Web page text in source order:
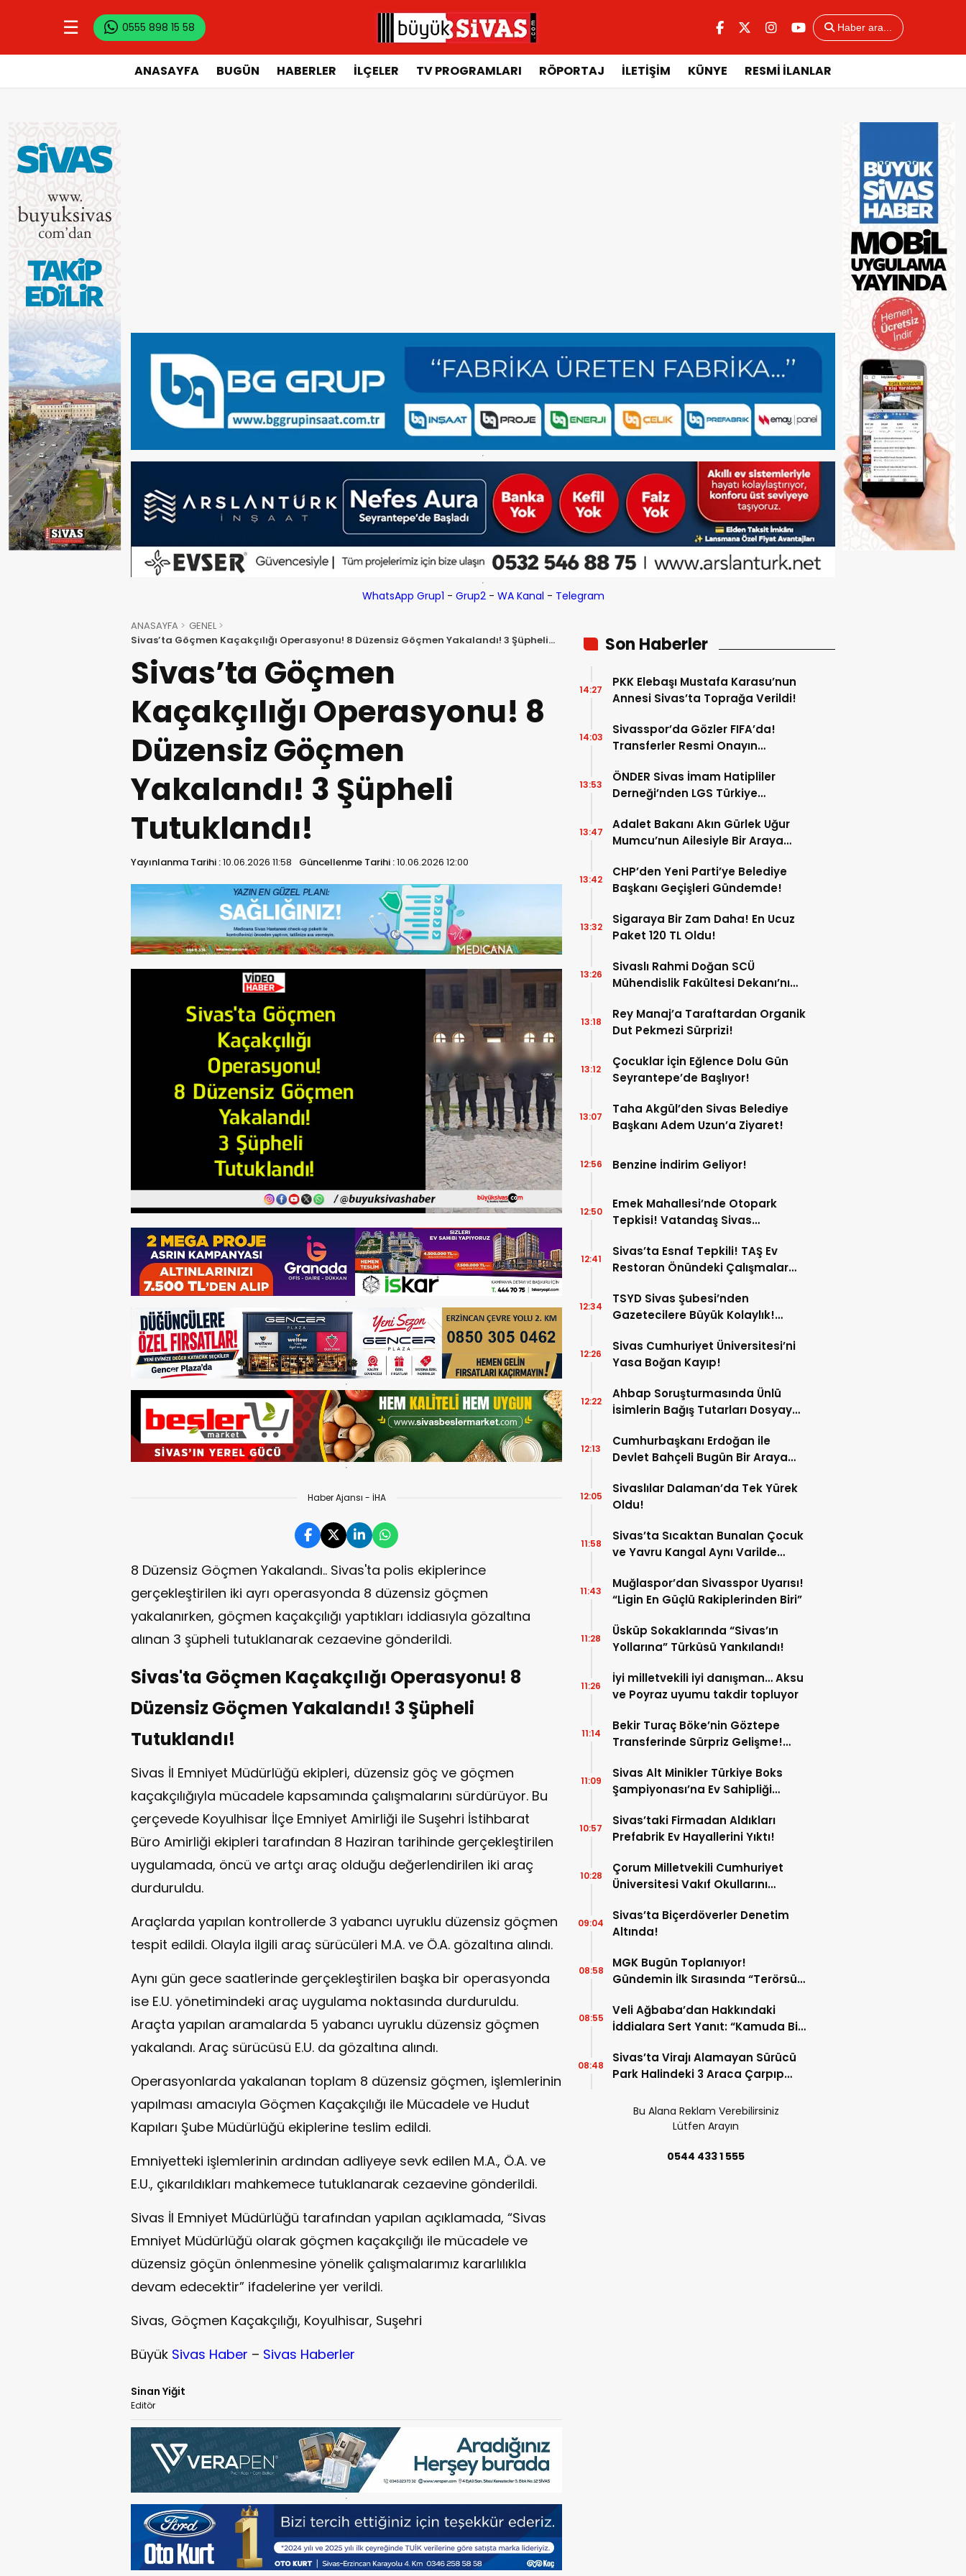
☰ 0555 898 15 58 Haber ara...
ANASAYFA BUGÜN HABERLER İLÇELER TV PROGRAMLARI RÖPORTAJ İLETİŞİM KÜNYE RESMİ İLANLAR
WhatsApp Grup1 - Grup2- WA Kanal - Telegram
ANASAYFA
GENEL
Sivas’ta Göçmen Kaçakçılığı Operasyonu! 8 Düzensiz Göçmen Yakalandı! 3 Şüpheli
Tutuklandı!
Sivas’ta Göçmen
Kaçakçılığı Operasyonu! 8
Düzensiz Göçmen
Yakalandı! 3 Şüpheli
Tutuklandı!
Yayınlanma Tarihi :10.06.2026 11:58 Güncellenme Tarihi :10.06.2026 12:00
Haber Ajansı - İHA
8 Düzensiz Göçmen Yakalandı.. Sivas'ta polis ekiplerince
gerçekleştirilen iki ayrı operasyonda 8 düzensiz göçmen
yakalanırken, göçmen kaçakçılığı yaptıkları iddiasıyla gözaltına
alınan 3 şüpheli tutuklanarak cezaevine gönderildi.
Sivas'ta Göçmen Kaçakçılığı Operasyonu! 8
Düzensiz Göçmen Yakalandı! 3 Şüpheli
Tutuklandı!
Sivas İl Emniyet Müdürlüğü ekipleri, düzensiz göç ve göçmen
kaçakçılığıyla mücadele kapsamında çalışmalarını sürdürüyor. Bu
çerçevede Koyulhisar İlçe Emniyet Amirliği ile Suşehri İstihbarat
Büro Amirliği ekipleri tarafından 8 Haziran tarihinde gerçekleştirilen
uygulamada, öncü ve artçı araç olduğu değerlendirilen iki araç
durduruldu.
Araçlarda yapılan kontrollerde 3 yabancı uyruklu düzensiz göçmen
tespit edildi. Olayla ilgili araç sürücüleri M.A. ve Ö.A. gözaltına alındı.
Aynı gün gece saatlerinde gerçekleştirilen başka bir operasyonda
ise E.U. yönetimindeki araç uygulama noktasında durduruldu.
Araçta yapılan aramalarda 5 yabancı uyruklu düzensiz göçmen
yakalandı. Araç sürücüsü E.U. da gözaltına alındı.
Operasyonlarda yakalanan toplam 8 düzensiz göçmen, işlemlerinin
yapılması amacıyla Göçmen Kaçakçılığı ile Mücadele ve Hudut
Kapıları Şube Müdürlüğü ekiplerine teslim edildi.
Emniyetteki işlemlerinin ardından adliyeye sevk edilen M.A., Ö.A. ve
E.U., çıkarıldıkları mahkemece tutuklanarak cezaevine gönderildi.
Sivas İl Emniyet Müdürlüğü tarafından yapılan açıklamada, “Sivas
Emniyet Müdürlüğü olarak göçmen kaçakçılığı ile mücadele ve
düzensiz göçün önlenmesine yönelik çalışmalarımız kararlılıkla
devam edecektir” ifadelerine yer verildi.
Sivas, Göçmen Kaçakçılığı, Koyulhisar, Suşehri
Büyük Sivas Haber – Sivas Haberler
Sinan Yiğit
Editör
Son Haberler
PKK Elebaşı Mustafa Karasu’nun
Annesi Sivas’ta Toprağa Verildi!
14:27
Sivasspor’da Gözler FIFA’da!
Transferler Resmi Onayın
14:03
ÖNDER Sivas İmam Hatipliler
Derneği’nden LGS Türkiye
13:53
Adalet Bakanı Akın Gürlek Uğur
Mumcu’nun Ailesiyle Bir Araya
13:47
CHP’den Yeni Parti’ye Belediye
Başkanı Geçişleri Gündemde!
13:42
Sigaraya Bir Zam Daha! En Ucuz
Paket 120 TL Oldu!
13:32
Sivaslı Rahmi Doğan SCÜ
Mühendislik Fakültesi Dekanı’nı
13:26
Rey Manaj’a Taraftardan Organik
Dut Pekmezi Sürprizi!
13:18
Çocuklar İçin Eğlence Dolu Gün
Seyrantepe’de Başlıyor!
13:12
Taha Akgül’den Sivas Belediye
Başkanı Adem Uzun’a Ziyaret!
13:07
Benzine İndirim Geliyor!
12:56
Emek Mahallesi’nde Otopark
Tepkisi! Vatandaş Sivas
12:50
Sivas’ta Esnaf Tepkili! TAŞ Ev
Restoran Önündeki Çalışmalar
12:41
TSYD Sivas Şubesi’nden
Gazetecilere Büyük Kolaylık!
Hizmete Girdi!
12:34
Sivas Cumhuriyet Üniversitesi’ni
Yasa Boğan Kayıp!
12:26
Ahbap Soruşturmasında Ünlü
İsimlerin Bağış Tutarları Dosyaya
12:22
Cumhurbaşkanı Erdoğan ile
Devlet Bahçeli Bugün Bir Araya
12:13
Sivaslılar Dalaman’da Tek Yürek
Oldu!
12:05
Sivas’ta Sıcaktan Bunalan Çocuk
ve Yavru Kangal Aynı Varilde
11:58
Muğlaspor’dan Sivasspor Uyarısı!
“Ligin En Güçlü Rakiplerinden Biri”
11:43
Üsküp Sokaklarında “Sivas’ın
Yollarına” Türküsü Yankılandı!
11:28
İyi milletvekili iyi danışman… Aksu
ve Poyraz uyumu takdir topluyor
11:26
Bekir Turaç Böke’nin Göztepe
Transferinde Sürpriz Gelişme!
11:14
Sivas Alt Minikler Türkiye Boks
Şampiyonası’na Ev Sahipliği
11:09
Sivas’taki Firmadan Aldıkları
Prefabrik Ev Hayallerini Yıktı!
10:57
Çorum Milletvekili Cumhuriyet
Üniversitesi Vakıf Okullarını
Talipliler!
10:28
Sivas’ta Biçerdöverler Denetim
Altında!
09:04
MGK Bugün Toplanıyor!
Gündemin İlk Sırasında “Terörsüz
08:58
Veli Ağbaba’dan Hakkındaki
İddialara Sert Yanıt: “Kamuda Bir
Razıyım”
08:55
Sivas’ta Virajı Alamayan Sürücü
Park Halindeki 3 Araca Çarpıp
08:48
Bu Alana Reklam Verebilirsiniz
Lütfen Arayın
0544 433 1 555